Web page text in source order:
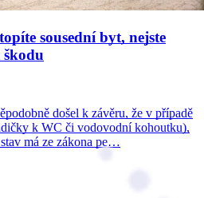
sousední byt, nejste
došel k závěru, že v případě
k WC či vodovodní kohoutku),
má ze zákona pe…